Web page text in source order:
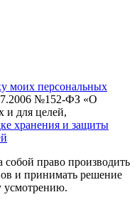
моих персональных
№152-ФЗ «О
и для целей,
хранения и защиты
собой право производить
и принимать решение
усмотрению.